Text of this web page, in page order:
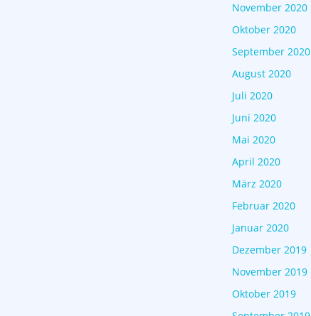
November 2020
Oktober 2020
September 2020
August 2020
Juli 2020
Juni 2020
Mai 2020
April 2020
März 2020
Februar 2020
Januar 2020
Dezember 2019
November 2019
Oktober 2019